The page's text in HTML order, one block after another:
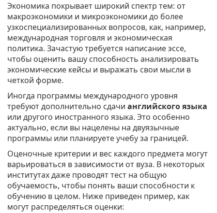
Экономика покрывает широкий спектр тем: от
макроэкономики и микроэкономики до более
узкоспециализированных вопросов, как, например,
международная торговля и экономическая
политика. Зачастую требуется написание эссе,
чтобы оценить вашу способность анализировать
экономические кейсы и выражать свои мысли в
четкой форме.
Иногда программы международного уровня
требуют дополнительно сдачи английского языка
или другого иностранного языка. Это особенно
актуально, если вы нацелены на двуязычные
программы или планируете учебу за границей.
Оценочные критерии и вес каждого предмета могут
варьироваться в зависимости от вуза. В некоторых
институтах даже проводят тест на общую
обучаемость, чтобы понять ваши способности к
обучению в целом. Ниже приведен пример, как
могут распределяться оценки: